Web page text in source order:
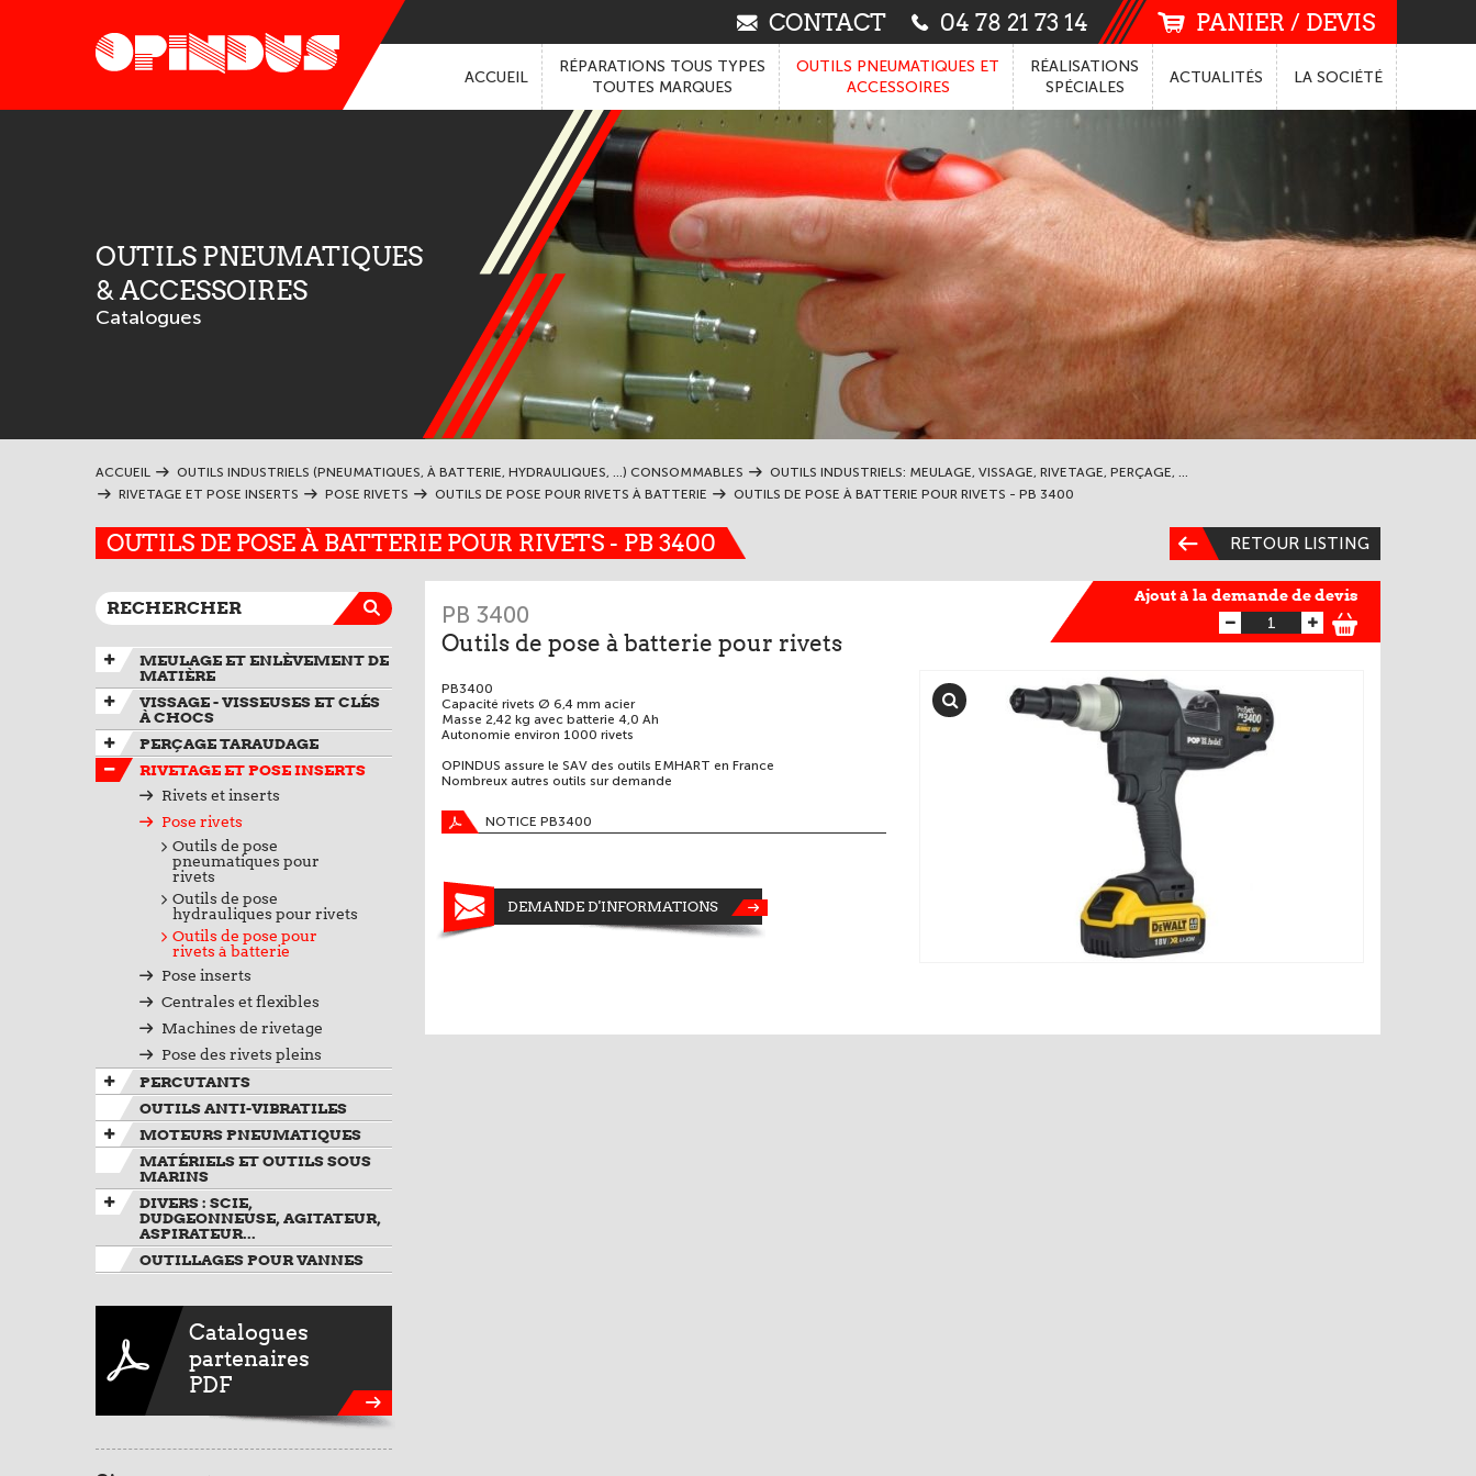
CONTACT 04 78 21 73 14 PANIER / DEVIS
ACCUEIL
RÉPARATIONS TOUS TYPES
TOUTES MARQUES
OUTILS PNEUMATIQUES ET
ACCESSOIRES
RÉALISATIONS
SPÉCIALES
ACTUALITÉS LA SOCIÉTÉ
OUTILS PNEUMATIQUES
& ACCESSOIRES
Catalogues
ACCUEIL OUTILS INDUSTRIELS (PNEUMATIQUES, À BATTERIE, HYDRAULIQUES, ...) CONSOMMABLES
OUTILS INDUSTRIELS: MEULAGE, VISSAGE, RIVETAGE, PERÇAGE, ...
RIVETAGE ET POSE INSERTS
POSE RIVETS OUTILS DE POSE POUR RIVETS À BATTERIE OUTILS DE POSE À BATTERIE POUR RIVETS - PB 3400
OUTILS DE POSE À BATTERIE POUR RIVETS - PB 3400 RETOUR LISTING
MEULAGE ET ENLÈVEMENT DE
MATIÈRE
VISSAGE - VISSEUSES ET CLÉS
À CHOCS
PERÇAGE TARAUDAGE
RIVETAGE ET POSE INSERTS
Rivets et inserts
Pose rivets
Outils de pose
pneumatiques pour
rivets
Outils de pose
hydrauliques pour rivets
Outils de pose pour
rivets à batterie
Pose inserts
Centrales et flexibles
Machines de rivetage
Pose des rivets pleins
PERCUTANTS
OUTILS ANTI-VIBRATILES
MOTEURS PNEUMATIQUES
MATÉRIELS ET OUTILS SOUS
MARINS
DIVERS : SCIE,
DUDGEONNEUSE, AGITATEUR,
ASPIRATEUR...
OUTILLAGES POUR VANNES
Catalogues
partenaires
PDF
PB 3400
Outils de pose à batterie pour rivets
Ajout à la demande de devis
PB3400
Capacité rivets Ø 6,4 mm acier
Masse 2,42 kg avec batterie 4,0 Ah
Autonomie environ 1000 rivets
OPINDUS assure le SAV des outils EMHART en France
Nombreux autres outils sur demande
NOTICE PB3400
DEMANDE D'INFORMATIONS